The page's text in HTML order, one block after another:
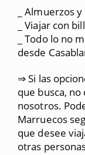
_ Almuerzos
_ Viajar con
_ Todo lo no
desde
⇒ Si las
que busca,
nosotros.
Marruecos
que desee
otras